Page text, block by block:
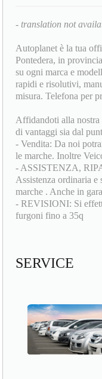
- translation not
Autoplanet è la tua
Pontedera, in
su ogni marca e
rapidi e risolutivi,
misura. Telefona per
Affidandoti alla
di vantaggi sia dal
- Vendita: Da noi
le marche. Inoltre
- ASSISTENZA,
Assistenza ordinaria
marche . Anche in
- REVISIONI: Si
furgoni fino a 35q
SERVICE